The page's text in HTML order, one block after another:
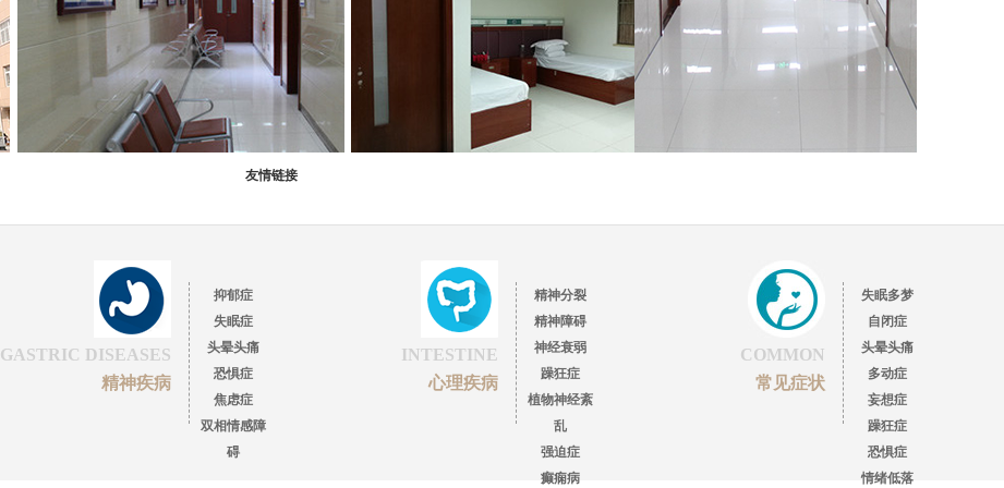
友情链接
抑郁症
失眠症
头晕头痛
恐惧症
焦虑症
双相情感障
碍
GASTRIC DISEASES
精神疾病
精神分裂
精神障碍
神经衰弱
躁狂症
植物神经紊
乱
强迫症
癫痫病
INTESTINE
心理疾病
失眠多梦
自闭症
头晕头痛
多动症
妄想症
躁狂症
恐惧症
情绪低落
COMMON
常见症状